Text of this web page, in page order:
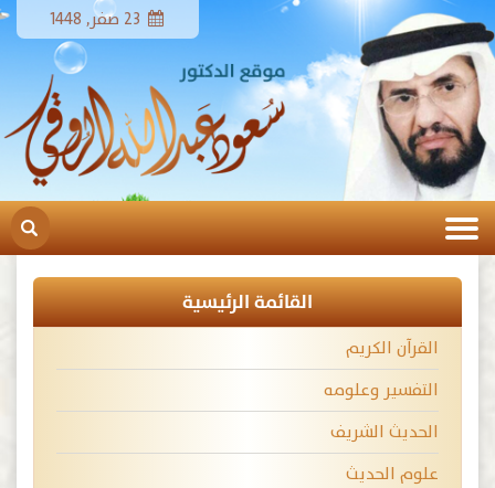
القائمة الرئيسية
القرآن الكريم
التفسير وعلومه
الحديث الشريف
علوم الحديث